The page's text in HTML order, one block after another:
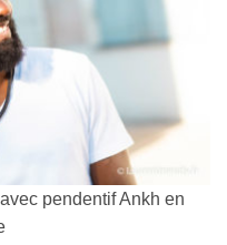
pendentif Ankh en